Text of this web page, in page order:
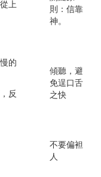
上
則：信靠
神。
的
反
傾聽，避
免逞口舌
之快
不要偏袒
人